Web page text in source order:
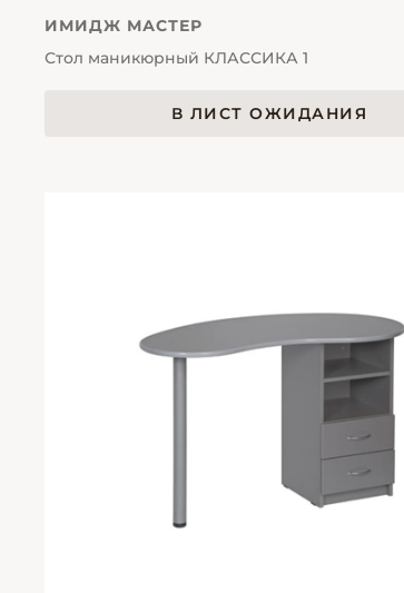
ИМИДЖ МАСТЕР
Стол маникюрный КЛАССИКА 1
В ЛИСТ ОЖИДАНИЯ